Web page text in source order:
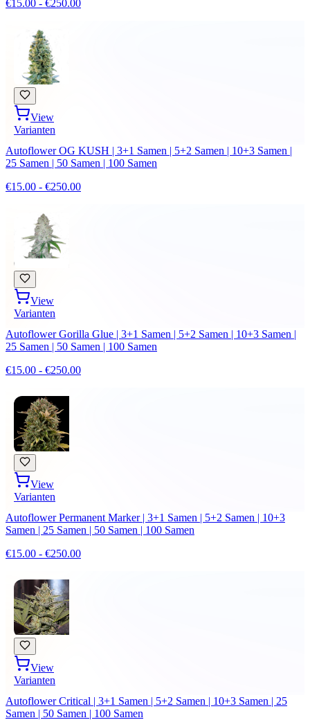
€15.00 - €250.00
View
Varianten
Autoflower OG KUSH | 3+1 Samen | 5+2 Samen | 10+3 Samen |
25 Samen | 50 Samen | 100 Samen
€15.00 - €250.00
View
Varianten
Autoflower Gorilla Glue | 3+1 Samen | 5+2 Samen | 10+3 Samen |
25 Samen | 50 Samen | 100 Samen
€15.00 - €250.00
View
Varianten
Autoflower Permanent Marker | 3+1 Samen | 5+2 Samen | 10+3
Samen | 25 Samen | 50 Samen | 100 Samen
€15.00 - €250.00
View
Varianten
Autoflower Critical | 3+1 Samen | 5+2 Samen | 10+3 Samen | 25
Samen | 50 Samen | 100 Samen